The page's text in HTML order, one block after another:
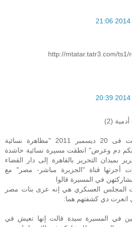
http://mtatar.tatr3.com/ts1/
(2)
نشر موقع إسلام نت فى 20 ديسمبر 2011 "مظاهرة نسائية
دم وعرض" انطقت مسيرة نسائية حاشدة
بميدان التحرير بالقاهرة إلى دار القضاء
أجرتها قناة "الجزيرة مباشر- مصر" مع
في المسيرة قالوا
المجلس العسكري هي إنه عرى بنات مصر
اتعرت دي كشفتهم هما:
في المسيرة سيدة قالت إنها تعيش في